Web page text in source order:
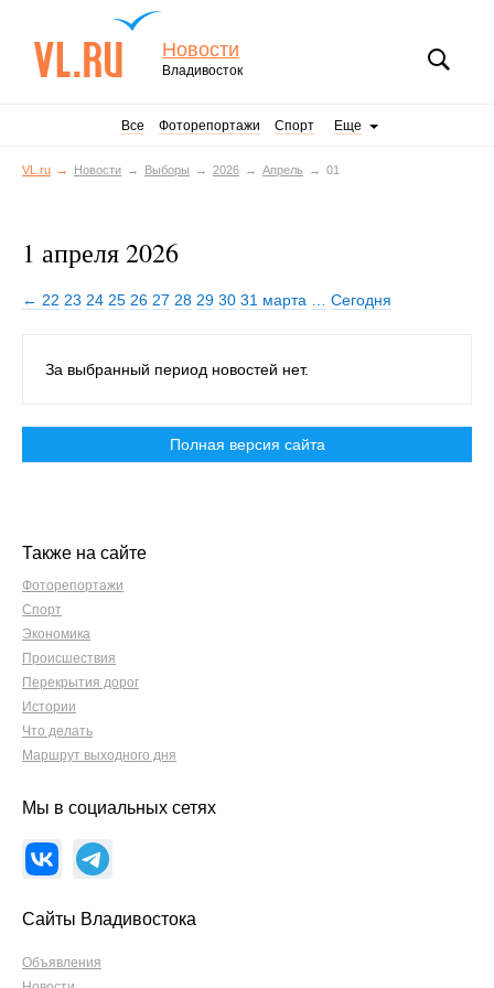
Новости
Владивосток
Все Фоторепортажи Спорт Еще
VL.ru Новости Выборы 2026 Апрель 01
1 апреля 2026
← 22 23 24 25 26 27 28 29 30 31 марта Сегодня
За выбранный период новостей нет.
Полная версия сайта
Также на сайте
Фоторепортажи
Спорт
Экономика
Происшествия
Перекрытия дорог
Истории
Что делать
Маршрут выходного дня
Мы в социальных сетях
Сайты Владивостока
Объявления